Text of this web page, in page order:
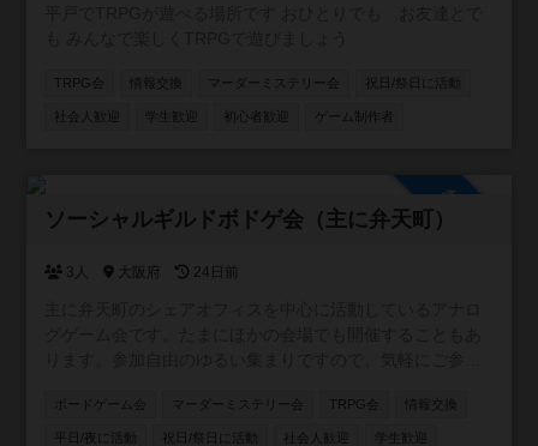
せてください。そして、ご要望に応えられるような大会運
営を致します。
TRPG会 情報交換 マーダーミステリー会 祝日/祭日に活動
社会人歓迎 学生歓迎 初心者歓迎 ゲーム制作者
参加自由
ソーシャルギルドボドゲ会（主に弁天町）
3人 大阪府 24日前
いればTRPGやマダミスも開催しています。一緒に企画し
てくれる仲間も募集中です。
ボードゲーム会 マーダーミステリー会 TRPG会 情報交換
平日/夜に活動 祝日/祭日に活動 社会人歓迎 学生歓迎